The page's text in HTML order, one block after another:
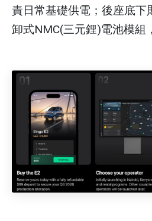
責日常基礎供電；後座底下
卸式NMC(三元鋰)電池模組